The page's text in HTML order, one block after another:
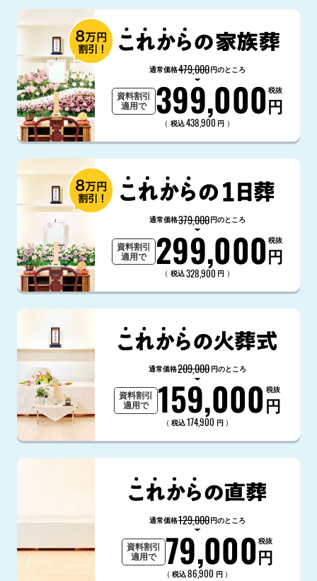
通常価格479,000円のところ
資料割引
適用で
399,000円
税抜
（ 税込438,900 円 ）
通常価格379,000円のところ
資料割引
適用で
299,000円
税抜
（ 税込328,900 円 ）
通常価格209,000円のところ
資料割引
適用で
159,000円
税抜
（ 税込174,900 円 ）
通常価格129,000円のところ
資料割引
適用で
79,000円
税抜
（ 税込86,900 円 ）